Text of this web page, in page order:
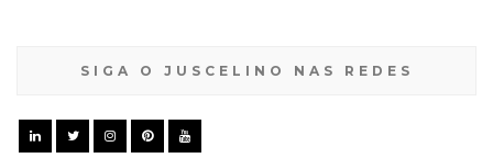
SIGA O JUSCELINO NAS REDES